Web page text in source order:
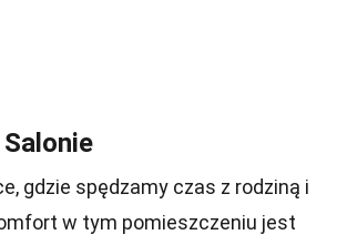
gdzie spędzamy czas z rodziną i
w tym pomieszczeniu jest